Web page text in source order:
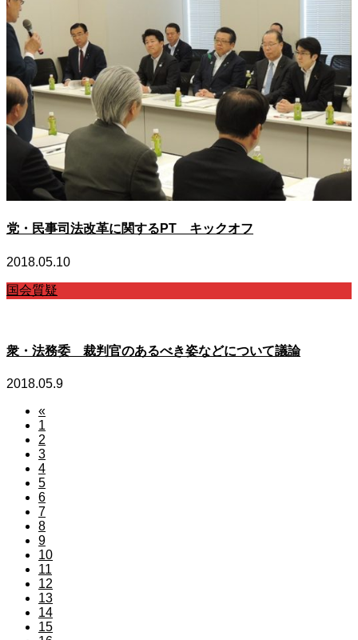
党・民事司法改革に関するPT キックオフ
2018.05.10
国会質疑
衆・法務委 裁判官のあるべき姿などについて議論
2018.05.9
«
1
2
3
4
5
6
7
8
9
10
11
12
13
14
15